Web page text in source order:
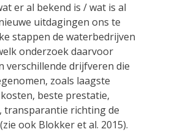
er al bekend is / wat is al
uitdagingen ons te
stappen de waterbedrijven
onderzoek daarvoor
verschillende drijfveren die
zoals laagste
beste prestatie,
transparantie richting de
ook Blokker et al. 2015).